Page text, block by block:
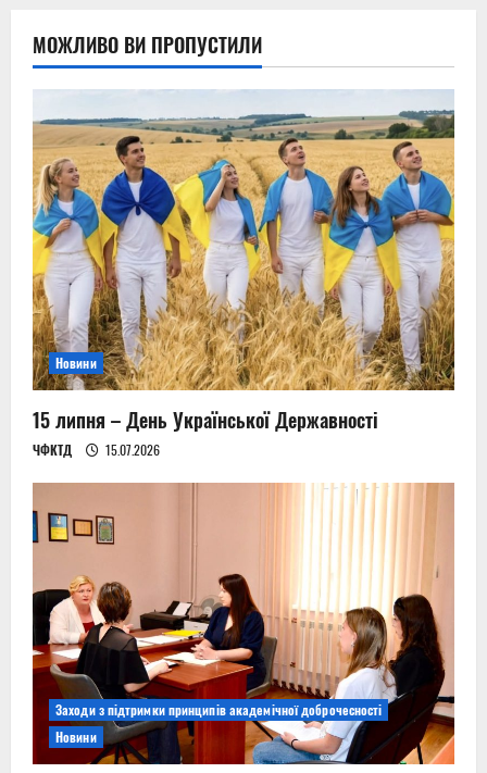
МОЖЛИВО ВИ ПРОПУСТИЛИ
Новини
15 липня – День Української Державності
ЧФКТД 15.07.2026
Заходи з підтримки принципів академічної доброчесності
Новини